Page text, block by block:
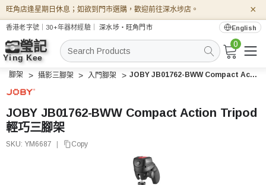
旺角店逢星期日休息；如欲到門市選購，歡迎前往深水埗店。 ×
香港老字號｜30+年器材經驗｜深水埗・旺角門市 English
搜
索
0
腳架 攝影三腳架 入門腳架 JOBY JB01762-BWW Compact Action Tripod 輕巧三腳架
JOBY JB01762-BWW Compact Action Tripod
輕巧三腳架
SKU: YM6687 Copy